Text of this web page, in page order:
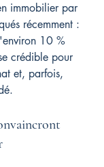
immobilier par
récemment :
10 %
crédible pour
et, parfois,